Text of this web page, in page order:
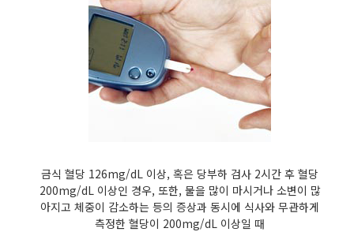
금식 혈당 126mg/dL 이상, 혹은 당부하 검사 2시간 후 혈당
200mg/dL 이상인 경우, 또한, 물을 많이 마시거나 소변이 많
아지고 체중이 감소하는 등의 증상과 동시에 식사와 무관하게
측정한 혈당이 200mg/dL 이상일 때